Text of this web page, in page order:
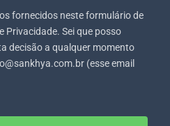
fornecidos neste formulário de
Privacidade. Sei que posso
decisão a qualquer momento
(esse email